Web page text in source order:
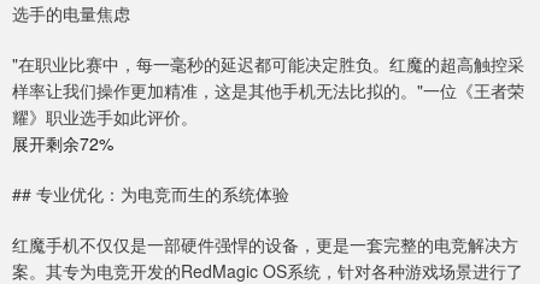
选手的电量焦虑
"在职业比赛中，每一毫秒的延迟都可能决定胜负。红魔的超高触控采
样率让我们操作更加精准，这是其他手机无法比拟的。"一位《王者荣
耀》职业选手如此评价。
展开剩余72%
## 专业优化：为电竞而生的系统体验
红魔手机不仅仅是一部硬件强悍的设备，更是一套完整的电竞解决方
案。其专为电竞开发的RedMagic OS系统，针对各种游戏场景进行了